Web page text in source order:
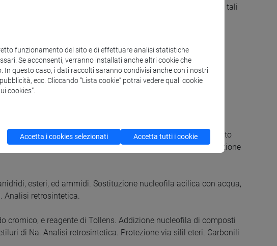
almeno per famiglie generali di appartenenza, di tali
alchilazioni ed acilazioni di Friedel-Crafts. Confronto
di alchilbenzeni. Riduzione di derivati aromatici. Sostituzione
esteri, ed ammidi. Sostituzione nucleofila acilica con acqua,
retrosintetica.
cromico, e reagente di Tollens. Addizione nucleofila di composti
di Na. Analisi retrosintetica. Protezione via silil eteri. Carbonili
funzionamento del sito e di effettuare analisi statistiche
Se acconsenti, verranno installati anche altri cookie che
questo caso, i dati raccolti saranno condivisi anche con i nostri
ecc. Cliccando “Lista cookie” potrai vedere quali cookie
cookies”.
Accetta i cookies selezionati Accetta tutti i cookie